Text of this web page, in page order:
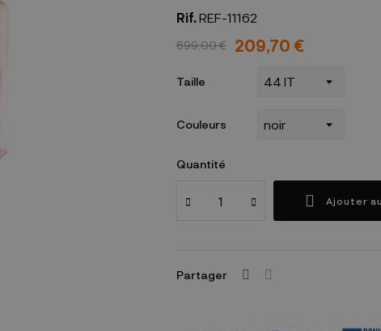
Rif.REF-11162
699,00 € 209,70 €
Taille
Couleurs
Quantité
Ajouter
Partager